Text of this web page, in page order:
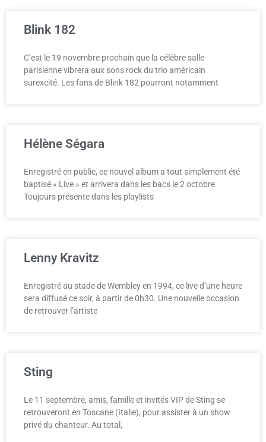
Blink 182
C’est le 19 novembre prochain que la célèbre salle
parisienne vibrera aux sons rock du trio américain
surexcité. Les fans de Blink 182 pourront notamment
Hélène Ségara
Enregistré en public, ce nouvel album a tout simplement été
baptisé « Live » et arrivera dans les bacs le 2 octobre.
Toujours présente dans les playlists
Lenny Kravitz
Enregistré au stade de Wembley en 1994, ce live d’une heure
sera diffusé ce soir, à partir de 0h30. Une nouvelle occasion
de retrouver l’artiste
Sting
Le 11 septembre, amis, famille et invités VIP de Sting se
retrouveront en Toscane (Italie), pour assister à un show
privé du chanteur. Au total,